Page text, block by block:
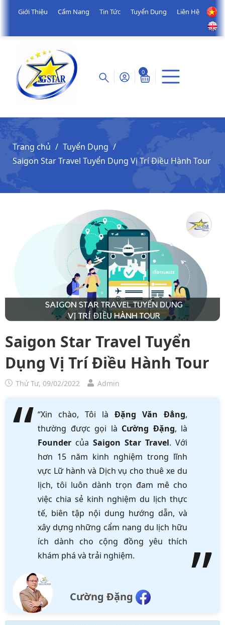
Giới Thiệu Cẩm Nang Tin Tức Tuyển Dụng Liên Hệ
0
Trang chủ
Tuyển Dụng
Saigon Star Travel Tuyển Dụng Vị Trí Điều Hành Tour
Saigon Star Travel Tuyển
Dụng Vị Trí Điều Hành Tour
Thứ Tư, 09/02/2022 Admin
“Xin chào, Tôi là Đặng Văn Đẳng,
thường được gọi là Cường Đặng, là
Founder của Saigon Star Travel. Với
hơn 15 năm kinh nghiệm trong lĩnh
vực Lữ hành và Dịch vụ cho thuê xe du
lịch, tôi luôn dành trọn đam mê cho
việc chia sẻ kinh nghiệm du lịch thực
tế, biên tập nội dung hướng dẫn, và
xây dựng những cẩm nang du lịch hữu
ích dành cho cộng đồng yêu thích
khám phá và trải nghiệm.
Cường Đặng